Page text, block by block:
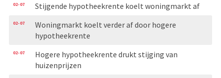
02-07 Stijgende hypotheekrente koelt woningmarkt af
02-07
Woningmarkt koelt verder af door hogere
hypotheekrente
02-07
Hogere hypotheekrente drukt stijging van
huizenprijzen